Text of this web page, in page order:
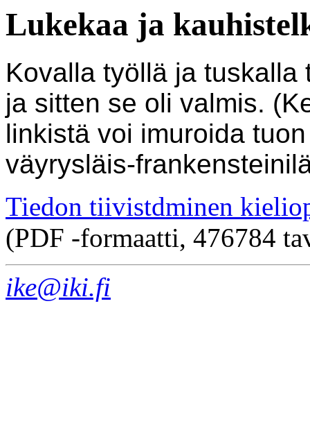
Lukekaa ja
Kovalla työllä ja
ja sitten se oli valmis.
linkistä voi imuroida
väyrysläis-
Tiedon tiivistdminen
(PDF -formaatti, 476784
ike@iki.fi